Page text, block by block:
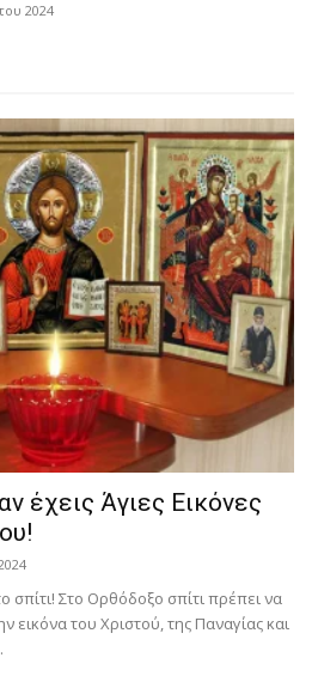
2024
έχεις Άγιες Εικόνες
σπίτι! Στο Ορθόδοξο σπίτι πρέπει να
εικόνα του Χριστού, της Παν­αγίας και